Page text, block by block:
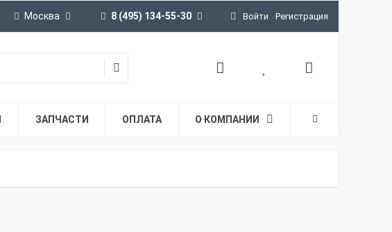
Москва 8 (495) 134-55-30 Войти Регистрация
ЗАПЧАСТИ ОПЛАТА О КОМПАНИИ